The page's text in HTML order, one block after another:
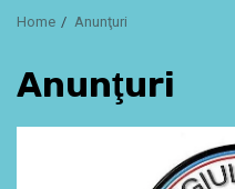
Home Anunţuri
Anunţuri